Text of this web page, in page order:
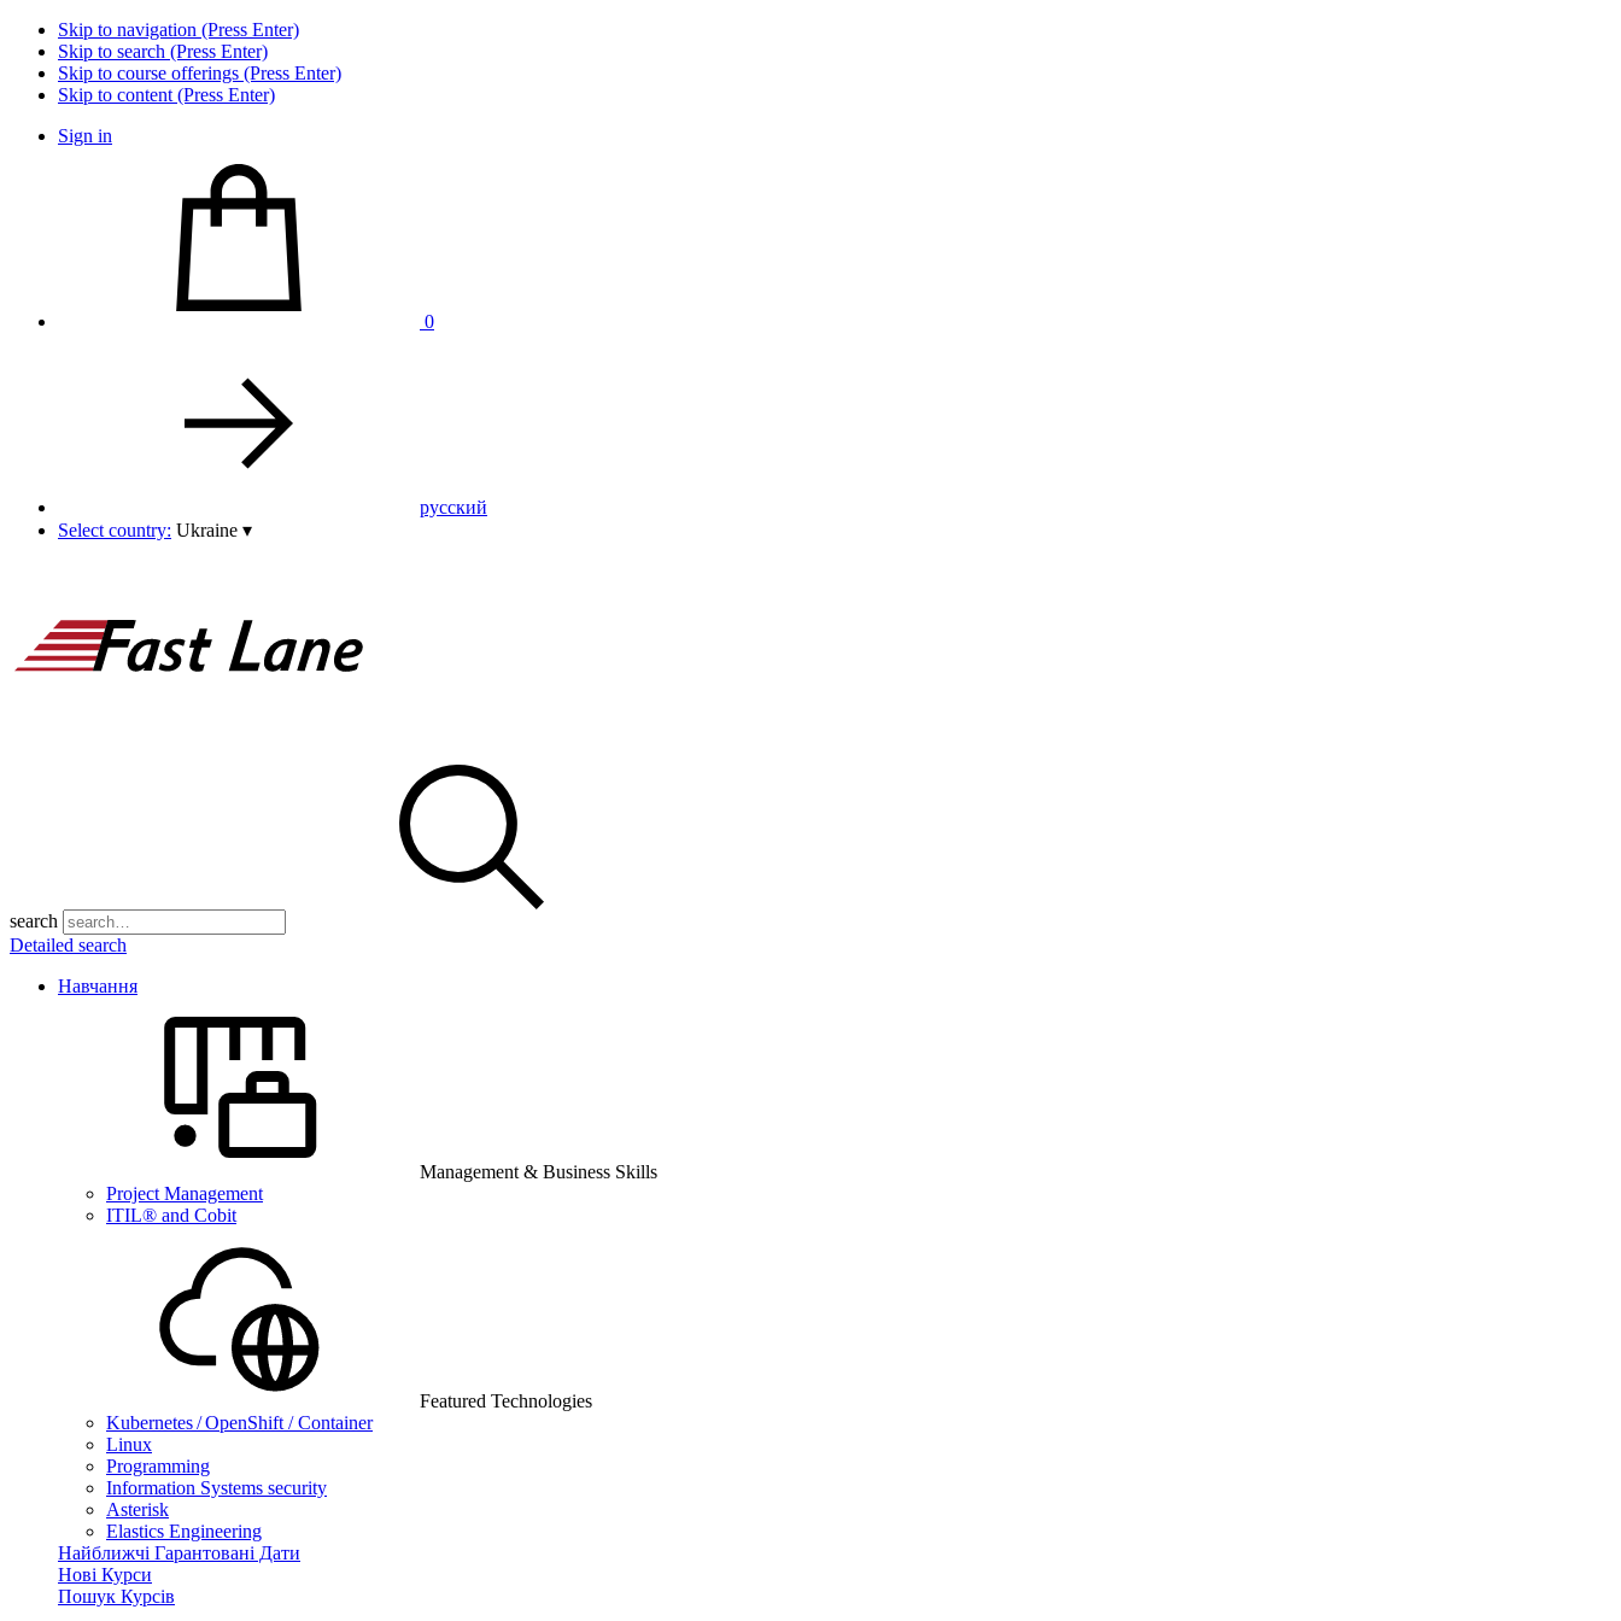
Skip to navigation (Press Enter)
Skip to search (Press Enter)
Skip to course offerings (Press Enter)
Skip to content (Press Enter)
Sign in
0
pусский
Select country: Ukraine ▾
search
Detailed search
Навчання
Management & Business Skills
Project Management
ITIL® and Cobit
Featured Technologies
Kubernetes / OpenShift / Container
Linux
Programming
Information Systems security
Asterisk
Elastics Engineering
Найближчі Гарантовані Дати
Нові Курси
Пошук Курсів